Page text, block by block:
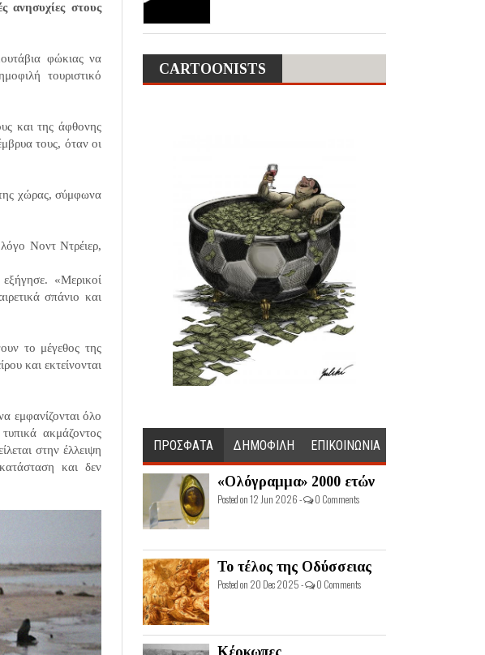
ανησυχίες στους
φώκιας να
τουριστικό
και της άφθονης
τους, όταν οι
χώρας, σύμφωνα
Νοντ Ντρέιερ,
«Μερικοί
σπάνιο και
το μέγεθος της
και εκτείνονται
εμφανίζονται όλο
ακμάζοντος
στην έλλειψη
και δεν
CARTOONISTS
ΠΡΟΣΦΑΤΑ ΔΗΜΟΦΙΛΗ ΕΠΙΚΟΙΝΩΝΙΑ
«Ολόγραμμα» 2000 ετών
Posted on 12 Jun 2026 - 0 Comments
Το τέλος της Οδύσσειας
Posted on 20 Dec 2025 - 0 Comments
Κέρκωπες